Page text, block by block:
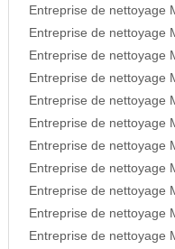
Entreprise de nettoyage
Entreprise de nettoyage
Entreprise de nettoyage
Entreprise de nettoyage
Entreprise de nettoyage
Entreprise de nettoyage
Entreprise de nettoyage
Entreprise de nettoyage
Entreprise de nettoyage
Entreprise de nettoyage
Entreprise de nettoyage